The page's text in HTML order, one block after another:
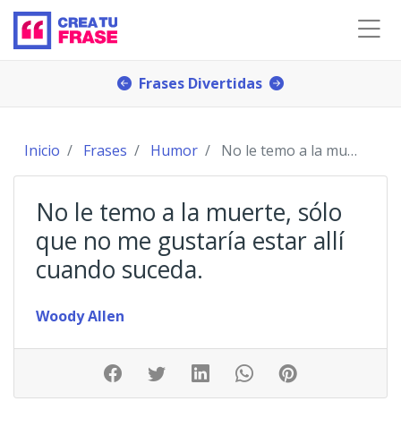
Frases Divertidas
Inicio Frases Humor No le temo a la muerte, sólo que no me gustaría
No le temo a la muerte, sólo
que no me gustaría estar allí
cuando suceda.
Woody Allen